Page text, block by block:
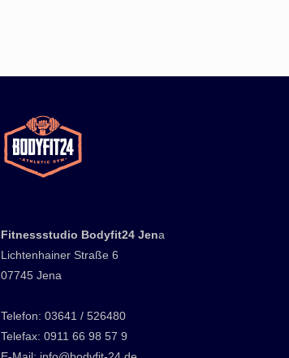
Fitnessstudio Bodyfit24 Jena
Lichtenhainer Straße 6
07745 Jena
Telefon: 03641 / 526480
Telefax: 0911 66 98 57 9